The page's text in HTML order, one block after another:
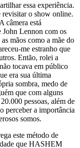
essa experiência.
revisitar o show online.
câmera está
John Lennon com os
mãos como a mãe do
me estranho que
Então, rolei a
tocava em público
era sua última
sombra, medo de
que com alguns
pessoas, além de
perceber a importância
somos.
este método de
que HASHEM